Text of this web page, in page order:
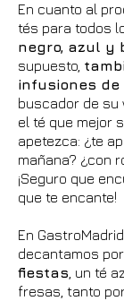
En cuanto al
tés para todos
negro, azul y
supuesto,
infusiones
buscador de su
el té que mejor
apetezca: ¿te
mañana? ¿con
¡Seguro que
que te encante!
En
decantamos
fiestas , un té
fresas, tanto